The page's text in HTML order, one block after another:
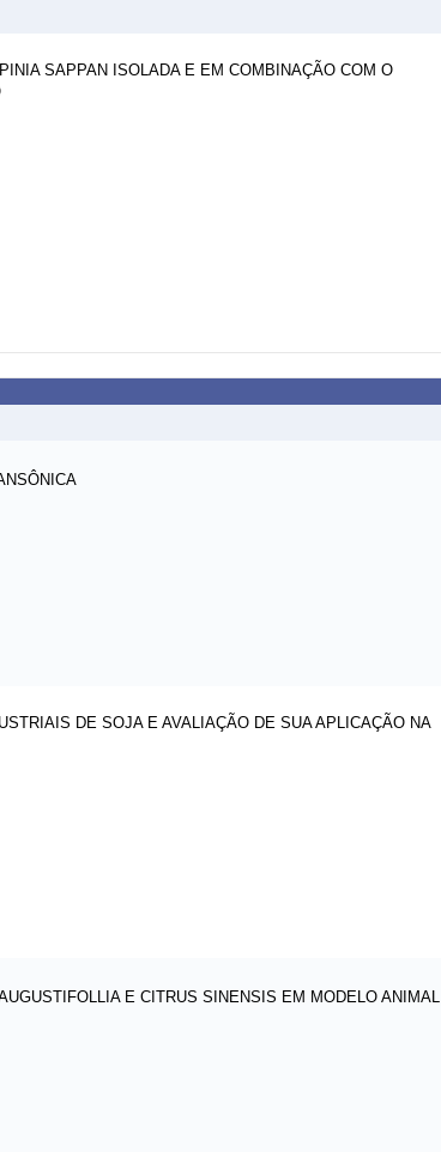
SAPPAN ISOLADA E EM COMBINAÇÃO COM O
DE SOJA E AVALIAÇÃO DE SUA APLICAÇÃO NA
E CITRUS SINENSIS EM MODELO ANIMAL